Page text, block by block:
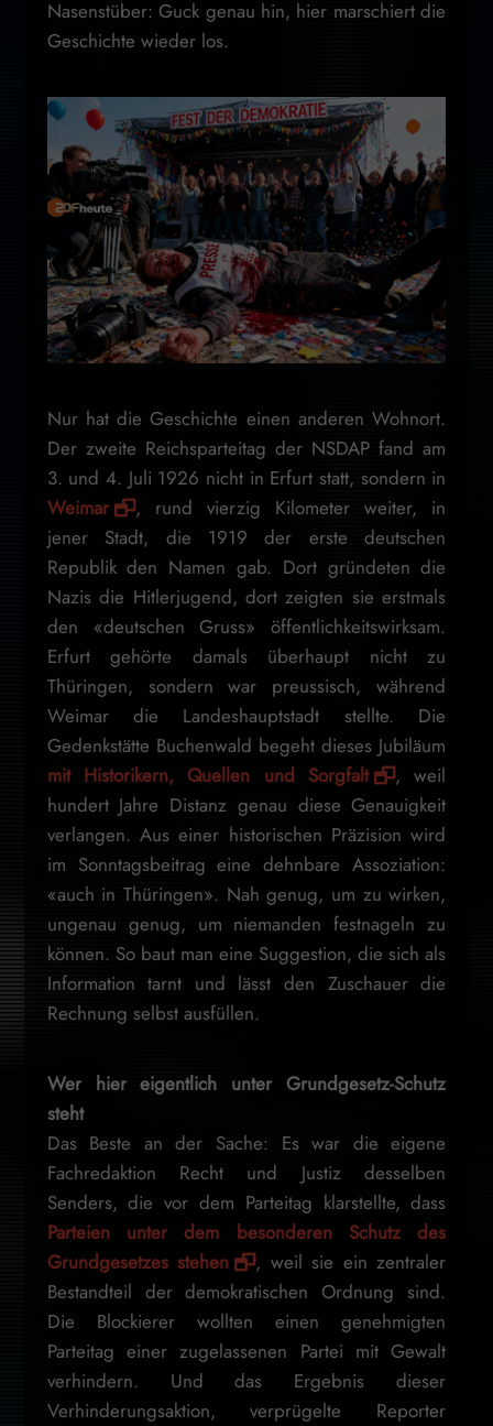
Nasenstüber: Guck genau hin, hier marschiert die
Geschichte wieder los.
Nur hat die Geschichte einen anderen Wohnort.
Der zweite Reichsparteitag der NSDAP fand am
3. und 4. Juli 1926 nicht in Erfurt statt, sondern in
Weimar
, rund vierzig Kilometer weiter, in
jener Stadt, die 1919 der erste deutschen
Republik den Namen gab. Dort gründeten die
Nazis die Hitlerjugend, dort zeigten sie erstmals
den «deutschen Gruss» öffentlichkeitswirksam.
Erfurt gehörte damals überhaupt nicht zu
Thüringen, sondern war preussisch, während
Weimar die Landeshauptstadt stellte. Die
Gedenkstätte Buchenwald begeht dieses Jubiläum
mit Historikern, Quellen und Sorgfalt
, weil
hundert Jahre Distanz genau diese Genauigkeit
verlangen. Aus einer historischen Präzision wird
im Sonntagsbeitrag eine dehnbare Assoziation:
«auch in Thüringen». Nah genug, um zu wirken,
ungenau genug, um niemanden festnageln zu
können. So baut man eine Suggestion, die sich als
Information tarnt und lässt den Zuschauer die
Rechnung selbst ausfüllen.
Wer hier eigentlich unter Grundgesetz-Schutz
steht
Das Beste an der Sache: Es war die eigene
Fachredaktion Recht und Justiz desselben
Senders, die vor dem Parteitag klarstellte, dass
Parteien unter dem besonderen Schutz des
Grundgesetzes stehen
, weil sie ein zentraler
Bestandteil der demokratischen Ordnung sind.
Die Blockierer wollten einen genehmigten
Parteitag einer zugelassenen Partei mit Gewalt
verhindern. Und das Ergebnis dieser
Verhinderungsaktion, verprügelte Reporter